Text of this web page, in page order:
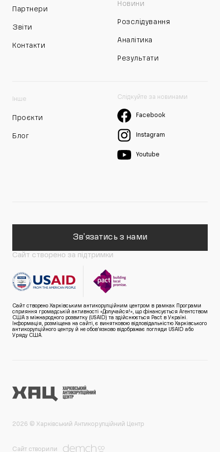
Партнери
Звіти
Контакти
Новини
Розслідування
Аналітика
Результати
Інше
Проєкти
Блог
Слідкуйте за новинами
Facebook
Instagram
Youtube
Зв'язатись з нами
Сайт створено за підтримки
Сайт створено Харківським антикорупційним центром в рамках Програми
сприяння громадській активності «Долучайся!», що фінансується Агентством
США з міжнародного розвитку (USAID) та здійснюється Pact в Україні.
Інформація, розміщена на сайті, є винятковою відповідальністю Харківського
антикорупційного центру й не обов’язково відображає погляди USAID або
Уряду США.
2026 © Харківський Антикорупційний Центр
Сайт створили